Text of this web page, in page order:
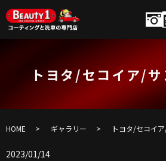
トヨタ/セコイア/サ
HOME ギャラリー トヨタ/セコイ
2023/01/14